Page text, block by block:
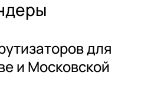
для
и Московской